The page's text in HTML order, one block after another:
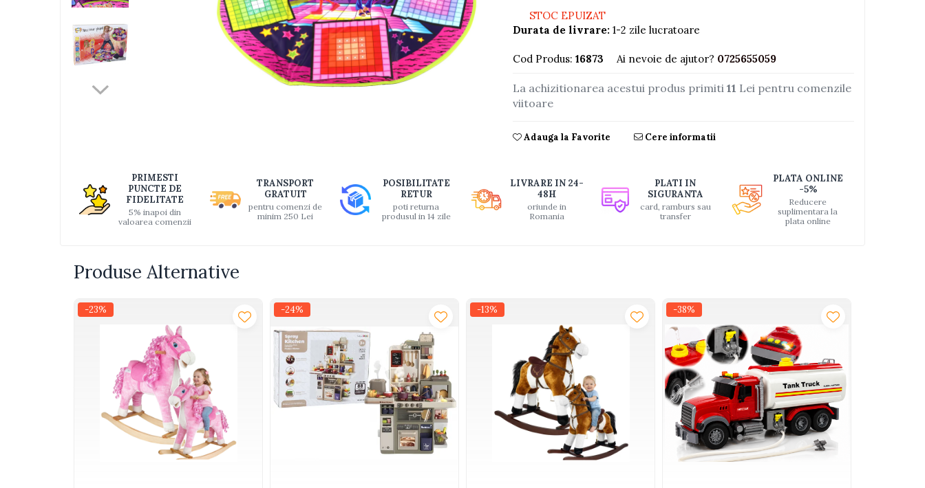
Jucarii bebelusi
Interactive, educative si muzicale
Saltelute si centre de activitati
Jucarii de baie
Jucarii de baie
Caluti balansoar
Blocuri de constructie
STOC EPUIZAT
Durata de livrare: 1-2 zile lucratoare
Cod Produs: 16873 Ai nevoie de ajutor? 0725655059
La achizitionarea acestui produs primiti11 Lei pentru comenzile
viitoare
Adauga la Favorite Cere informatii
PRIMESTI
PUNCTE DE
FIDELITATE
5% inapoi din
valoarea comenzii
TRANSPORT
GRATUIT
pentru comenzi de
minim 250 Lei
POSIBILITATE
RETUR
poti returna
produsul in 14 zile
LIVRARE IN 24-
48H
oriunde in
Romania
PLATI IN
SIGURANTA
card, ramburs sau
transfer
PLATA ONLINE
-5%
Reducere
suplimentara la
plata online
Produse Alternative
-23% -24% -13% -38%